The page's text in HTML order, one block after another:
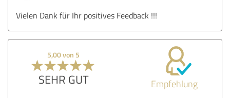
Vielen Dank für Ihr positives Feedback !!!
5,00 von 5
SEHR GUT Empfehlung